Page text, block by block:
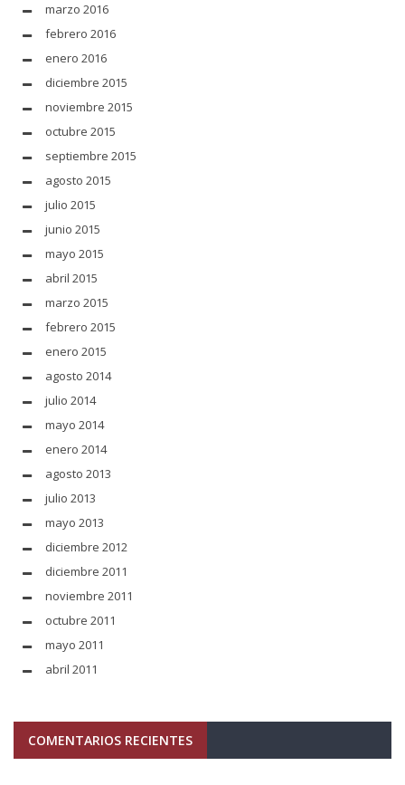
marzo 2016
febrero 2016
enero 2016
diciembre 2015
noviembre 2015
octubre 2015
septiembre 2015
agosto 2015
julio 2015
junio 2015
mayo 2015
abril 2015
marzo 2015
febrero 2015
enero 2015
agosto 2014
julio 2014
mayo 2014
enero 2014
agosto 2013
julio 2013
mayo 2013
diciembre 2012
diciembre 2011
noviembre 2011
octubre 2011
mayo 2011
abril 2011
COMENTARIOS RECIENTES